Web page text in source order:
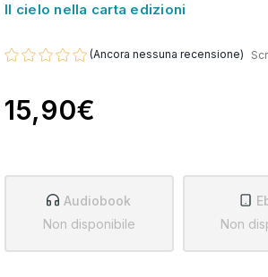
Il cielo nella carta edizioni
(Ancora nessuna recensione)
15,90€
Audiobook
Non disponibile
Non